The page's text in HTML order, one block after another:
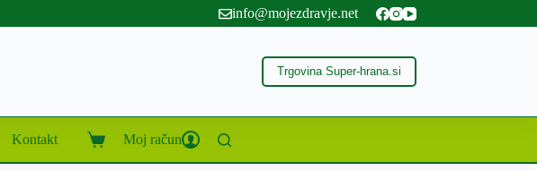
info@mojezdravje.net
Trgovina Super-hrana.si
Kontakt
Shopping
cart
Moj račun